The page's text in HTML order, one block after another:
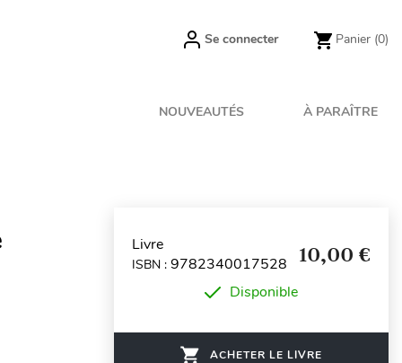
Se connecter Panier (0)
NOUVEAUTÉS À PARAÎTRE
Livre
ISBN : 9782340017528 10,00 €
Disponible
ACHETER LE LIVRE